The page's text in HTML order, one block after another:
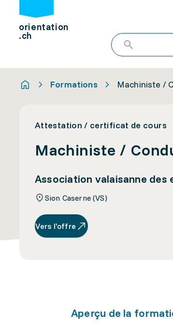
orientation
.ch
Formations Machiniste /
Attestation / certificat de cours
Machiniste /
Association valaisanne des
Sion Caserne (VS)
Vers l’offre
Aperçu de la